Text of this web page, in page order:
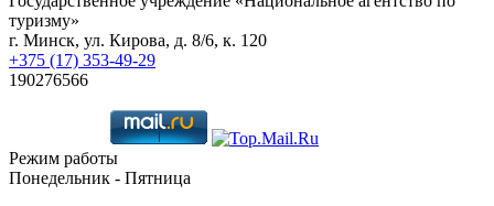
туризму»
г. Минск, ул. Кирова, д. 8/6, к. 120
+375 (17) 353-49-29
190276566
Режим работы
Понедельник - Пятница